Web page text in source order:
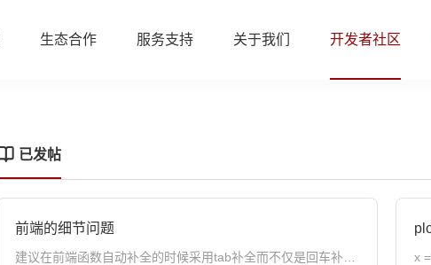
生态合作 服务支持 关于我们 开发者社区
已发帖
前端的细节问题
x